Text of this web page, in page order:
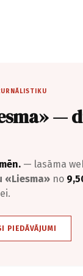
—
— lasāma
«Liesma» no
PIEDĀVĀJUMI